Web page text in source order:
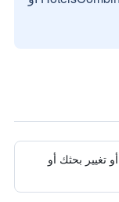
تغيير بحثك أو